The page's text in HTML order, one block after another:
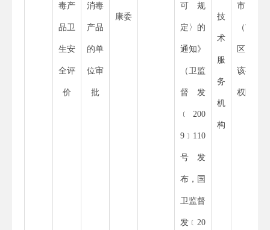
毒产
品卫
生安
全评
价
消毒
产品
的单
位审
批
康委
可规
定〉的
通知》
（卫监
督发
﹝ 200
9 ﹞ 110
号发
布，国
卫监督
发 ﹝ 20
技
术
服
务
机
构
市、县
（市、
区）无
该事项
权限